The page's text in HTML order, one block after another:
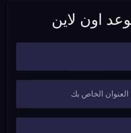
اون لاين